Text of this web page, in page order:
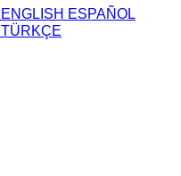
ENGLISH ESPAÑOL
TÜRKÇE